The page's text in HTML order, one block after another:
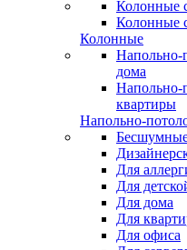
Колонные
Колонные
Колонные
Напольно-
дома
Напольно-
квартиры
Напольно-
Для
Для
Для дома
Для
Для офиса